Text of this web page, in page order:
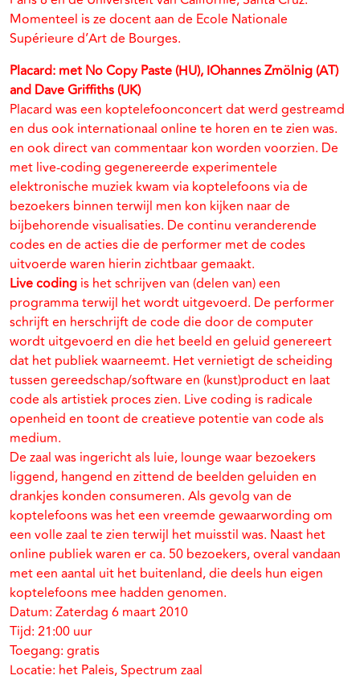
Momenteel is ze docent aan de Ecole Nationale
Supérieure d’Art de Bourges.
Placard: met No Copy Paste (HU), IOhannes Zmölnig (AT)
and Dave Griffiths (UK)
Placard was een koptelefoonconcert dat werd gestreamd
en dus ook internationaal online te horen en te zien was.
en ook direct van commentaar kon worden voorzien. De
met live-coding gegenereerde experimentele
elektronische muziek kwam via koptelefoons via de
bezoekers binnen terwijl men kon kijken naar de
bijbehorende visualisaties. De continu veranderende
codes en de acties die de performer met de codes
uitvoerde waren hierin zichtbaar gemaakt.
Live coding is het schrijven van (delen van) een
programma terwijl het wordt uitgevoerd. De performer
schrijft en herschrijft de code die door de computer
wordt uitgevoerd en die het beeld en geluid genereert
dat het publiek waarneemt. Het vernietigt de scheiding
tussen gereedschap/software en (kunst)product en laat
code als artistiek proces zien. Live coding is radicale
openheid en toont de creatieve potentie van code als
medium.
De zaal was ingericht als luie, lounge waar bezoekers
liggend, hangend en zittend de beelden geluiden en
drankjes konden consumeren. Als gevolg van de
koptelefoons was het een vreemde gewaarwording om
een volle zaal te zien terwijl het muisstil was. Naast het
online publiek waren er ca. 50 bezoekers, overal vandaan
met een aantal uit het buitenland, die deels hun eigen
koptelefoons mee hadden genomen.
Datum: Zaterdag 6 maart 2010
Tijd: 21:00 uur
Toegang: gratis
Locatie: het Paleis, Spectrum zaal